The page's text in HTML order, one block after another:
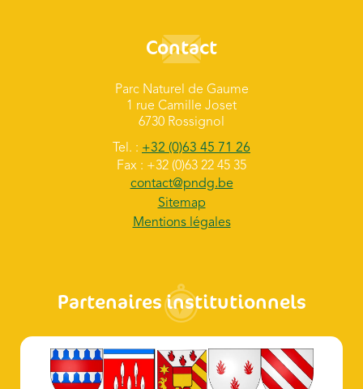
Contact
Parc Naturel de Gaume
1 rue Camille Joset
6730 Rossignol
Tel. : +32 (0)63 45 71 26
Fax : +32 (0)63 22 45 35
contact@pndg.be
Sitemap
Mentions légales
Partenaires institutionnels